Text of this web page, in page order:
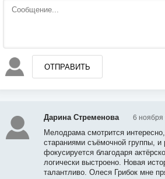
ОТПРАВИТЬ
Дарина Стременова 6 ноября
Мелодрама смотрится
стараниями съёмочной группы, и
фокусируется благодаря
логически выстроено. Новая
талантливо. Олеся Грибок мне